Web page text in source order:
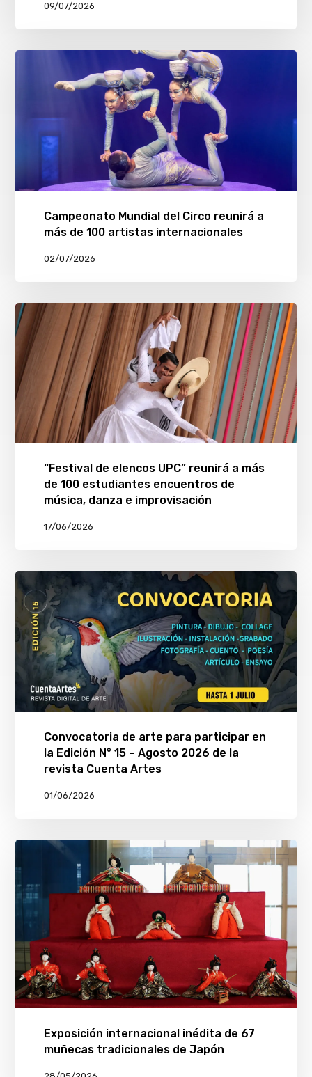
09/07/2026
Campeonato Mundial del Circo reunirá a
más de 100 artistas internacionales
02/07/2026
“Festival de elencos UPC” reunirá a más
de 100 estudiantes encuentros de
música, danza e improvisación
17/06/2026
Convocatoria de arte para participar en
la Edición N° 15 – Agosto 2026 de la
revista Cuenta Artes
01/06/2026
Exposición internacional inédita de 67
muñecas tradicionales de Japón